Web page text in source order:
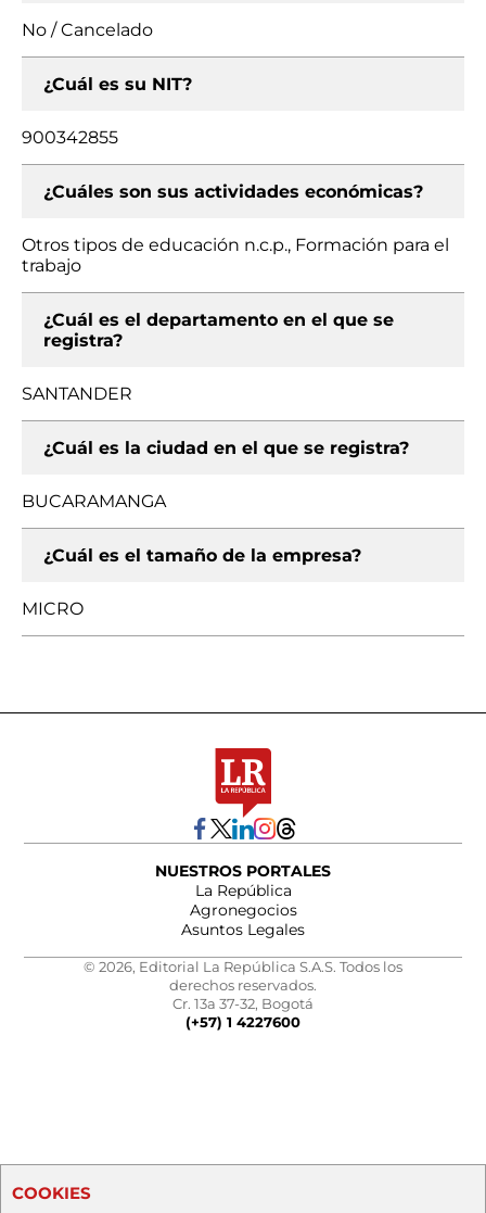
No / Cancelado
¿Cuál es su NIT?
900342855
¿Cuáles son sus actividades económicas?
Otros tipos de educación n.c.p., Formación para el
trabajo
¿Cuál es el departamento en el que se
registra?
SANTANDER
¿Cuál es la ciudad en el que se registra?
BUCARAMANGA
¿Cuál es el tamaño de la empresa?
MICRO
NUESTROS PORTALES
La República
Agronegocios
Asuntos Legales
© 2026, Editorial La República S.A.S. Todos los
derechos reservados.
Cr. 13a 37-32, Bogotá
(+57) 1 4227600
COOKIES